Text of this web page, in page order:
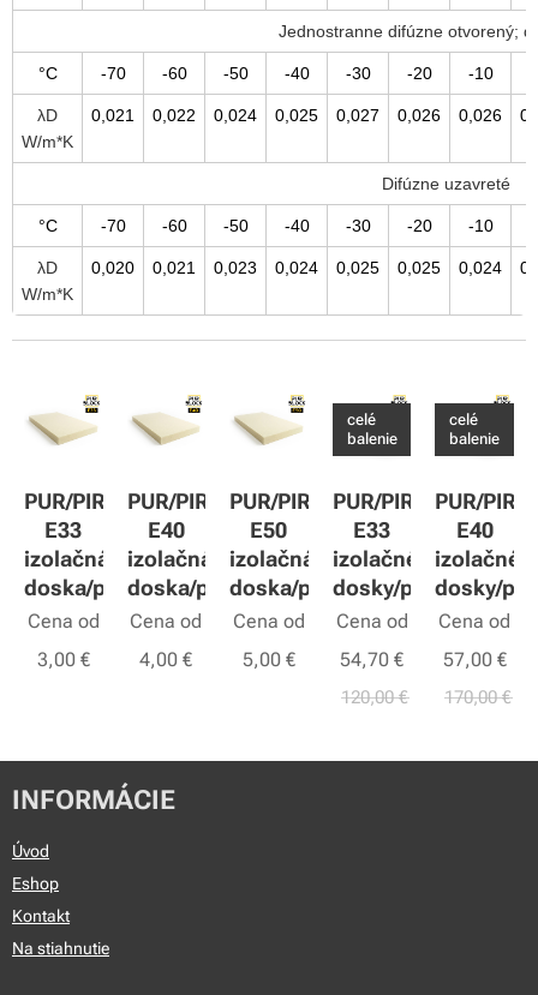
Jednostranne difúzne otvorený;
°C -70 -60 -50 -40 -30 -20 -10
λD
W/m*K
0,021 0,022 0,024 0,025 0,027 0,026 0,026
Difúzne uzavreté
°C -70 -60 -50 -40 -30 -20 -10
λD
W/m*K
0,020 0,021 0,023 0,024 0,025 0,025 0,024
PUR/PIR
E33
izolačná
doska/panel
Cena od
3,00€
PUR/PIR
E40
izolačná
doska/panel
Cena od
4,00 €
PUR/PIR
E50
izolačná
doska/panel
Cena od
5,00€
PUR/PIR
E33
izolačné
dosky/panely
celé
balenie
Cena od
54,70 €
120,00€
PUR/PIR
E40
izolačné
dosky/
celé
balenie
Cena od
57,00€
170,00€
INFORMÁCIE
Úvod
Eshop
Kontakt
Na stiahnutie